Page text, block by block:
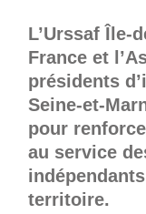
L’Urssaf Île-
France et
présidents
Seine-et-
pour
au service
territoire.